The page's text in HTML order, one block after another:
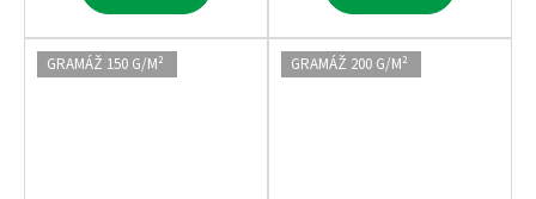
GRAMÁŽ 150 G/M² GRAMÁŽ 200 G/M²